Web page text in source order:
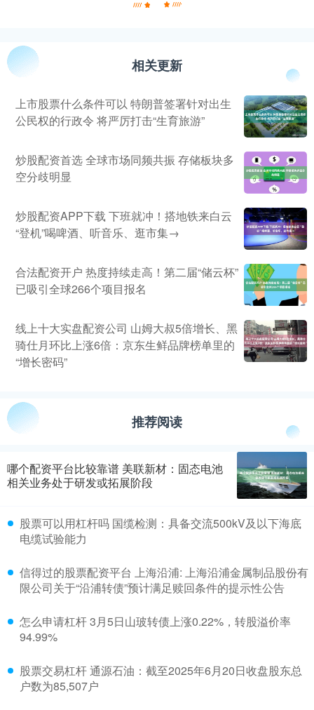
相关更新
上市股票什么条件可以 特朗普签署针对出生
公民权的行政令 将严厉打击“生育旅游”
炒股配资首选 全球市场同频共振 存储板块多
空分歧明显
炒股配资APP下载 下班就冲！搭地铁来白云
“登机”喝啤酒、听音乐、逛市集→
合法配资开户 热度持续走高！第二届“储云杯”
已吸引全球266个项目报名
线上十大实盘配资公司 山姆大叔5倍增长、黑
骑仕月环比上涨6倍：京东生鲜品牌榜单里的
“增长密码”
推荐阅读
哪个配资平台比较靠谱 美联新材：固态电池
相关业务处于研发或拓展阶段
股票可以用杠杆吗 国缆检测：具备交流500kV及以下海底
电缆试验能力
信得过的股票配资平台 上海沿浦: 上海沿浦金属制品股份有
限公司关于“沿浦转债”预计满足赎回条件的提示性公告
怎么申请杠杆 3月5日山玻转债上涨0.22%，转股溢价率
94.99%
股票交易杠杆 通源石油：截至2025年6月20日收盘股东总
户数为85,507户